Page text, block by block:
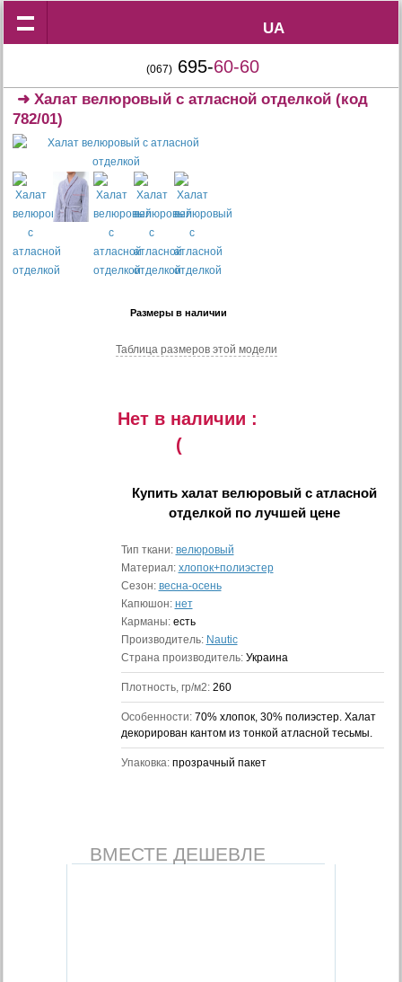
UA
UA
(067) 695-60-60
➜Халат велюровый с атласной отделкой (код
782/01)
Размеры в наличии
Таблица размеров этой модели
Нет в наличии :
(
Купитьхалат велюровый с атласной
отделкой по лучшей цене
Тип ткани: велюровый
Материал: хлопок+полиэстер
Сезон: весна-осень
Капюшон: нет
Карманы: есть
Производитель: Nautic
Страна производитель: Украина
Плотность, гр/м2: 260
Особенности: 70% хлопок, 30% полиэстер. Халат
декорирован кантом из тонкой атласной тесьмы.
Упаковка: прозрачный пакет
ВМЕСТЕ ДЕШЕВЛЕ